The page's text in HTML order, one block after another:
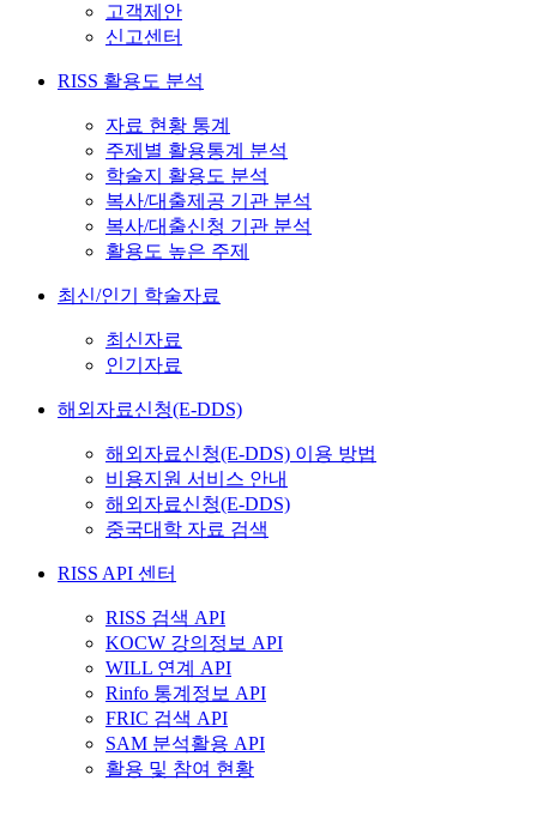
고객제안
신고센터
RISS 활용도 분석
자료 현황 통계
주제별 활용통계 분석
학술지 활용도 분석
복사/대출제공 기관 분석
복사/대출신청 기관 분석
활용도 높은 주제
최신/인기 학술자료
최신자료
인기자료
해외자료신청(E-DDS)
해외자료신청(E-DDS) 이용 방법
비용지원 서비스 안내
해외자료신청(E-DDS)
중국대학 자료 검색
RISS API 센터
RISS 검색 API
KOCW 강의정보 API
WILL 연계 API
Rinfo 통계정보 API
FRIC 검색 API
SAM 분석활용 API
활용 및 참여 현황